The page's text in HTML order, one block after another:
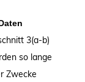
3(a-b)
so lange
Zwecke